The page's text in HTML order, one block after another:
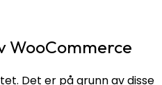
WooCommerce
Det er på grunn av disse